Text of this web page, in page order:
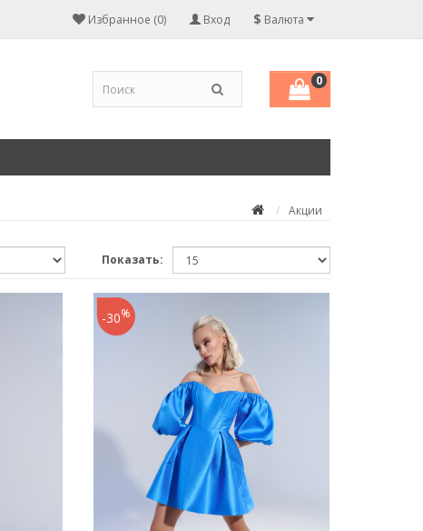
$ Валюта
Вход
Избранное (0)
0
Акции
Показать:
-30%